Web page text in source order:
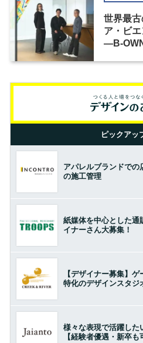
世界最
ア・ビ
―B-
ピックアッ
アパレルブランドでの
の施工管理
紙媒体を中心とした通
イナーさん大募集！
【デザイナー募集】
特化のデザインスタジ
様々な表現で活躍した
【経験者優遇・新卒も